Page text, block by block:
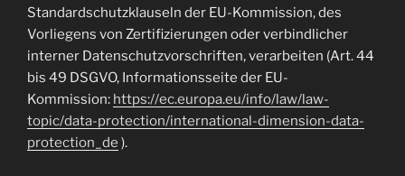
Standardschutzklauseln der EU-Kommission, des
Vorliegens von Zertifizierungen oder verbindlicher
interner Datenschutzvorschriften, verarbeiten (Art. 44
bis 49 DSGVO, Informationsseite der EU-
Kommission: https://ec.europa.eu/info/law/law-
topic/data-protection/international-dimension-data-
protection_de ).